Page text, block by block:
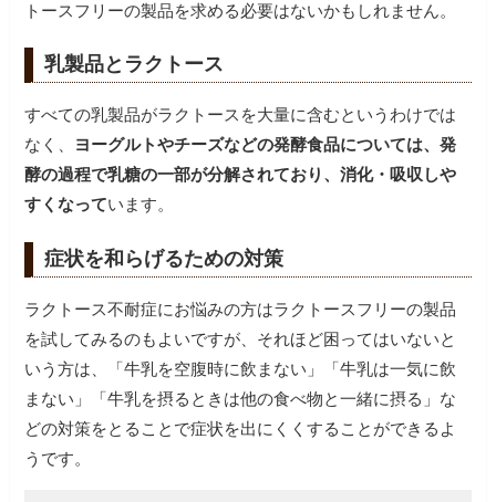
トースフリーの製品を求める必要はないかもしれません。
乳製品とラクトース
すべての乳製品がラクトースを大量に含むというわけでは
なく、 ヨーグルトやチーズなどの発酵食品については、発
酵の過程で乳糖の一部が分解されており、消化・吸収しや
すくなっています。
症状を和らげるための対策
ラクトース不耐症にお悩みの方はラクトースフリーの製品
を試してみるのもよいですが、それほど困ってはいないと
いう方は、「牛乳を空腹時に飲まない」「牛乳は一気に飲
まない」「牛乳を摂るときは他の食べ物と一緒に摂る」な
どの対策をとることで症状を出にくくすることができるよ
うです。